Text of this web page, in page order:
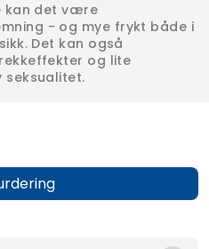
kan det være
- og mye frykt både i
Det kan også
og lite